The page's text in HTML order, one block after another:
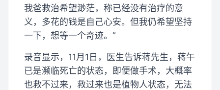
我爸救治希望渺茫，称已经没有治疗的意
义，多花的钱是自己心安。但我仍希望坚持
一下，想等一个奇迹。”
录音显示，11月1日，医生告诉蒋先生，蒋午
已是濒临死亡的状态，即便做手术，大概率
也救不过来，救过来也是植物人状态，无法